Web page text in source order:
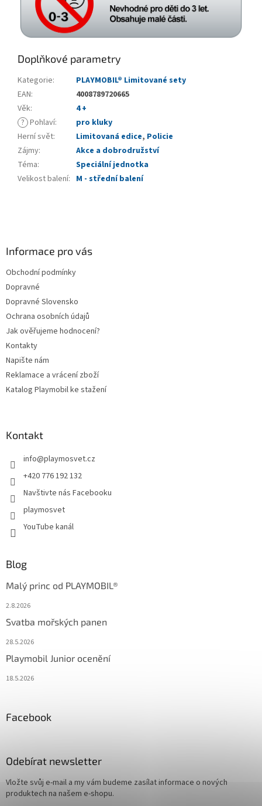
Doplňkové parametry
Kategorie:
PLAYMOBIL® Limitované sety
EAN:
4008789720665
Věk:
4 +
? Pohlaví:
pro kluky
Herní svět: Limitovaná edice, Policie
Zájmy:
Akce a dobrodružství
Téma:
Speciální jednotka
Velikost balení: M - střední balení
Informace pro vás
Obchodní podmínky
Dopravné
Dopravné Slovensko
Ochrana osobních údajů
Jak ověřujeme hodnocení?
Kontakty
Napište nám
Reklamace a vrácení zboží
Katalog Playmobil ke stažení
Kontakt
info@playmosvet.cz
+420 776 192 132
Navštivte nás Facebooku
playmosvet
YouTube kanál
Blog
Malý princ od PLAYMOBIL®
2.8.2026
Svatba mořských panen
28.5.2026
Playmobil Junior ocenění
18.5.2026
Facebook
Odebírat newsletter
Vložte svůj e-mail a my vám budeme zasílat informace o nových
produktech na našem e-shopu.